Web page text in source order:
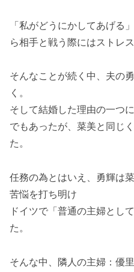
「私がどうにかしてあげる
ら相手と戦う際にはストレ
そんなことが続く中、夫の
く。
そして結婚した理由の一つ
でもあったが、菜美と同じ
た。
任務の為とはいえ、勇輝は
苦悩を打ち明け
ドイツで「普通の主婦とし
た。
そんな中、隣人の主婦：優